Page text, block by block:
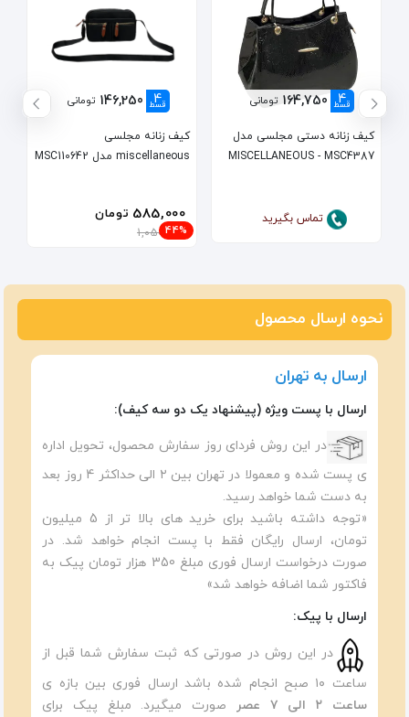
4
قسط 146,250 تومانی
کیف زنانه مجلسی
miscellaneous مدل MSC110642
585,000 تومان
1,050,000
44%
4
قسط 164,750 تومانی
کیف زنانه دستی مجلسی مدل
MISCELLANEOUS - MSC4387
تماس بگیرید
نحوه ارسال محصول
ارسال به تهران
ارسال با پست ویژه (پیشنهاد یک دو سه کیف):
در این روش فردای روز سفارش محصول، تحویل اداره
ی پست شده و معمولا در تهران بین ۲ الی حداکثر 4 روز بعد
به دست شما خواهد رسید.
«توجه داشته باشید برای خرید های بالا تر از 5 میلیون
تومان، ارسال رایگان فقط با پست انجام خواهد شد. در
صورت درخواست ارسال فوری مبلغ 350 هزار تومان پیک به
فاکتور شما اضافه خواهد شد»
ارسال با پیک:
در این روش در صورتی که ثبت سفارش شما قبل از
ساعت ۱۰ صبح انجام شده باشد ارسال فوری بین بازه ی
ساعت ۲ الی ۷ عصر
صورت میگیرد. مبلغ پیک برای